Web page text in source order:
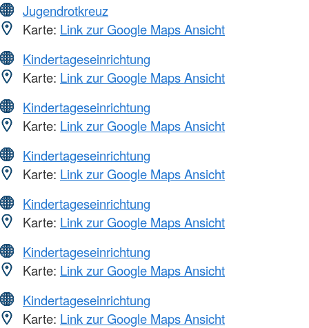
Jugendrotkreuz
Karte: Link zur Google Maps Ansicht
Kindertageseinrichtung
Karte: Link zur Google Maps Ansicht
Kindertageseinrichtung
Karte: Link zur Google Maps Ansicht
Kindertageseinrichtung
Karte: Link zur Google Maps Ansicht
Kindertageseinrichtung
Karte: Link zur Google Maps Ansicht
Kindertageseinrichtung
Karte: Link zur Google Maps Ansicht
Kindertageseinrichtung
Karte: Link zur Google Maps Ansicht